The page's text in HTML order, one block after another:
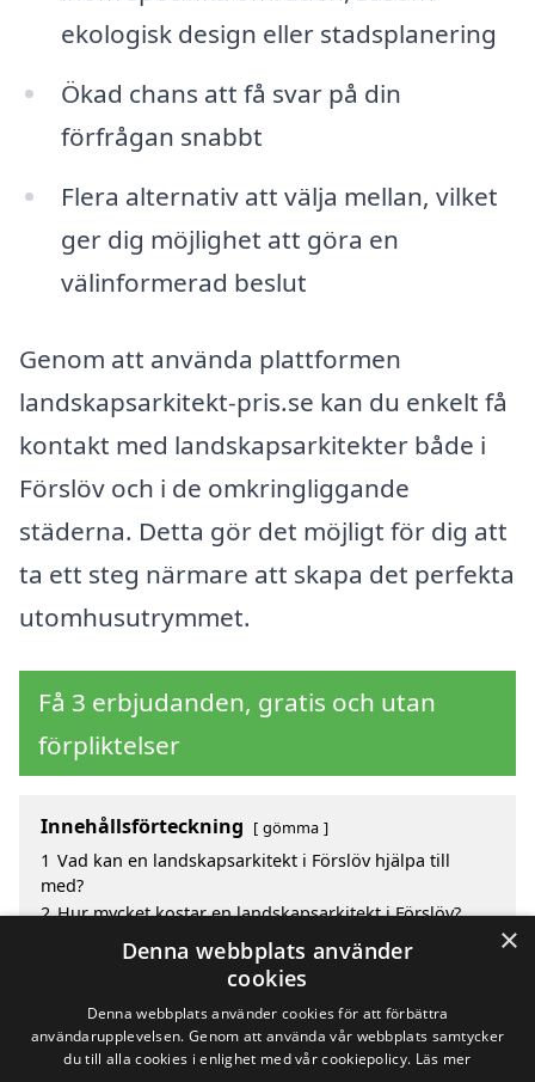
ekologisk design eller stadsplanering
Ökad chans att få svar på din
förfrågan snabbt
Flera alternativ att välja mellan, vilket
ger dig möjlighet att göra en
välinformerad beslut
Genom att använda plattformen
landskapsarkitekt-pris.se kan du enkelt få
kontakt med landskapsarkitekter både i
Förslöv och i de omkringliggande
städerna. Detta gör det möjligt för dig att
ta ett steg närmare att skapa det perfekta
utomhusutrymmet.
Få 3 erbjudanden, gratis och utan
förpliktelser
Innehållsförteckning gömma
1 Vad kan en landskapsarkitekt i Förslöv hjälpa till
med?
2 Hur mycket kostar en landskapsarkitekt i Förslöv?
Fördelar med att välja landskapsarkitekt i Förslöv
Sök efter en skicklig landskapsarkitekt i de
omgivande städerna Förslöv
×
Denna webbplats använder
cookies
Denna webbplats använder cookies för att förbättra
användarupplevelsen. Genom att använda vår webbplats samtycker
du till alla cookies i enlighet med vår cookiepolicy. Läs mer